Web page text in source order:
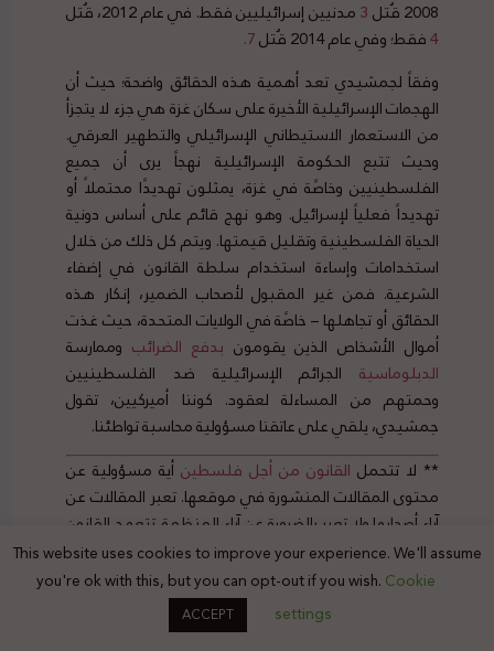
2008 قُتل
3مدنيين إسرائيليين فقط. في عام 2012، قُتل
4فقط؛ وفي عام 2014 قُتل 7
.
وفقاً لجمشيدي تعد أهمية هذه الحقائق واضحة؛ حيث أن
الهجمات الإسرائيلية الأخيرة على سكان غزة هي جزء لا يتجزأ
من الاستعمار الاستيطاني الإسرائيلي والتطهير العرقي.
وحيث تتبع الحكومة الإسرائيلية نهجاً يرى أن جميع
الفلسطينيين وخاصًة في غزة، يمثلون تهديدًا محتملاً أو
تهديداً فعلياً لإسرائيل. وهو نهج قائم على أساس دونية
الحياة الفلسطينية وتقليل قيمتها. ويتم كل ذلك من خلال
استخدامات وإساءة استخدام سلطة القانون في إضفاء
الشرعية. فمن غير المقبول لأصحاب الضمير، إنكار هذه
الحقائق أو تجاهلها – خاصًة في الولايات المتحدة، حيث غذت
أموال الأشخاص الذين يقومون بدفع الضرائب وممارسة
الدبلوماسية الجرائم الإسرائيلية ضد الفلسطينيين
وحمتهم من المساءلة لعقود. كوننا أميركيين، تقول
جمشيدي، يلقي على عاتقنا مسؤولية محاسبة تواطئنا.
** لا تتحمل القانون من أجل فلسطين أية مسؤولية عن
محتوى المقالات المنشورة في موقعها. تعبر المقالات عن
آراء أصحابها ولا تعبر بالضرورة عن آراء المنظمة. تتعهد القانون
من أجل فلسطين بإتاحة المجال، دائما، لكل الكتّاب ولتبادل
وجهات النظر وإثراء النقاش من كافة الأطراف على قاعدة
This website uses cookies to improve your experience. We'll assume
you're ok with this, but you can opt-out if you wish. Cookie
settings
ACCEPT